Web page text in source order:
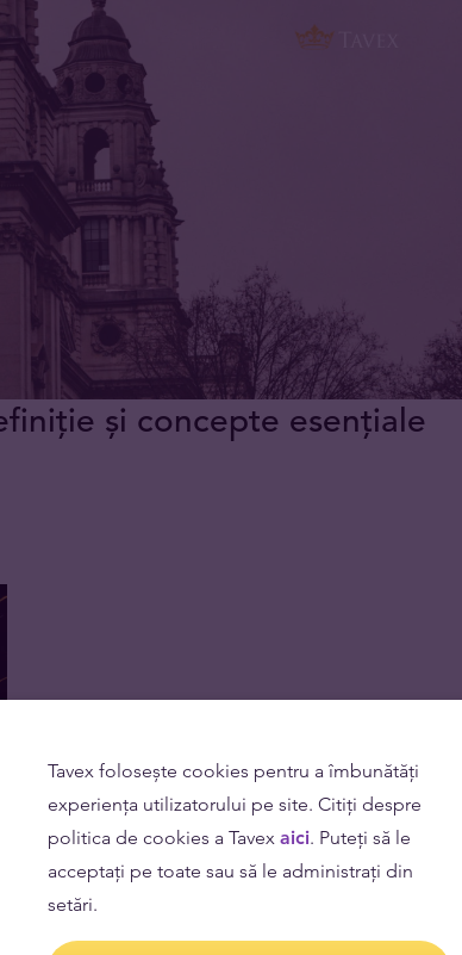
și concepte esențiale
Tavex folosește cookies pentru a îmbunătăți
experiența utilizatorului pe site. Citiți despre
politica de cookies a Tavex aici. Puteți să le
acceptați pe toate sau să le administrați din
setări.